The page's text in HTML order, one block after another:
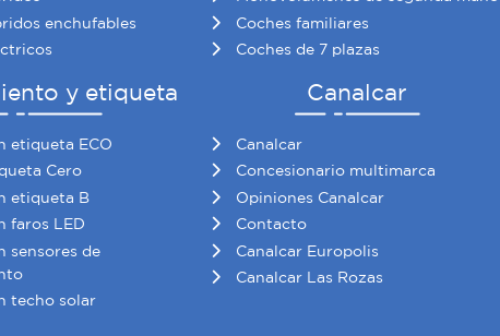
enchufables
Coches familiares
Coches de 7 plazas
y etiqueta
etiqueta ECO
Cero
etiqueta B
faros LED
sensores de
techo solar
Canalcar
Canalcar
Concesionario multimarca
Opiniones Canalcar
Contacto
Canalcar Europolis
Canalcar Las Rozas